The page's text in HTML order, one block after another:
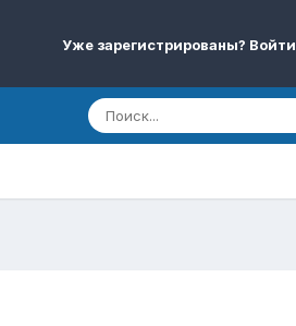
Уже зарегистрированы? Войти